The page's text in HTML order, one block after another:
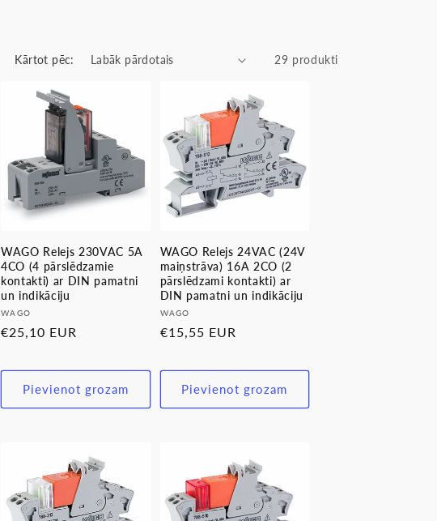
Kārtot pēc: 29 produkti
WAGO Relejs 230VAC 5A
4CO (4 pārslēdzamie
kontakti) ar DIN pamatni
un indikāciju
Pārdevējs:
WAGO
Parastā
€25,10 EUR
Pievienot grozam
WAGO Relejs 24VAC (24V
maiņstrāva) 16A 2CO (2
pārslēdzami kontakti) ar
DIN pamatni un indikāciju
Pārdevējs:
WAGO
Parastā
€15,55 EUR
Pievienot grozam